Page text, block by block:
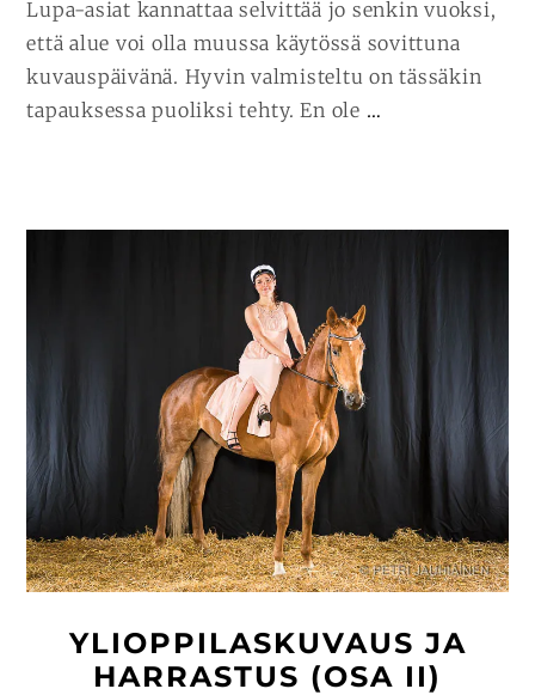
Lupa-asiat kannattaa selvittää jo senkin vuoksi,
että alue voi olla muussa käytössä sovittuna
kuvauspäivänä. Hyvin valmisteltu on tässäkin
tapauksessa puoliksi tehty. En ole …
YLIOPPILASKUVAUS JA
HARRASTUS (OSA II)